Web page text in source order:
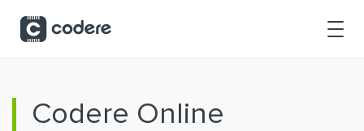
Codere Online